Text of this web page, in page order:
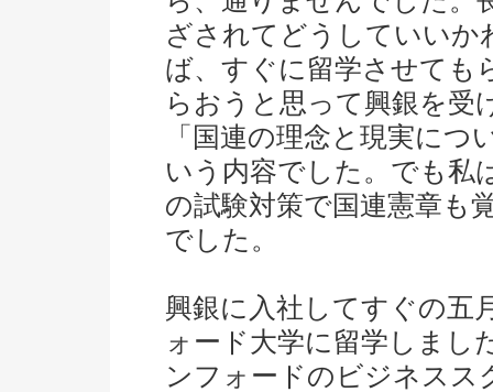
ざされてどうしていいか
ば、すぐに留学させても
らおうと思って興銀を受
「国連の理念と現実に
いう内容でした。でも私
の試験対策で国連憲章も
でした。
興銀に入社してすぐの五
ォード大学に留学しまし
ンフォードのビジネスス